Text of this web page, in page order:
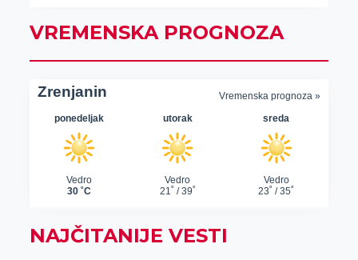
VREMENSKA PROGNOZA
NAJČITANIJE VESTI